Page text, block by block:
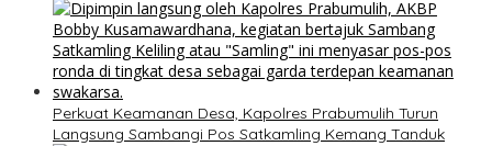
Perkuat Keamanan Desa, Kapolres Prabumulih Turun
Langsung Sambangi Pos Satkamling Kemang Tanduk